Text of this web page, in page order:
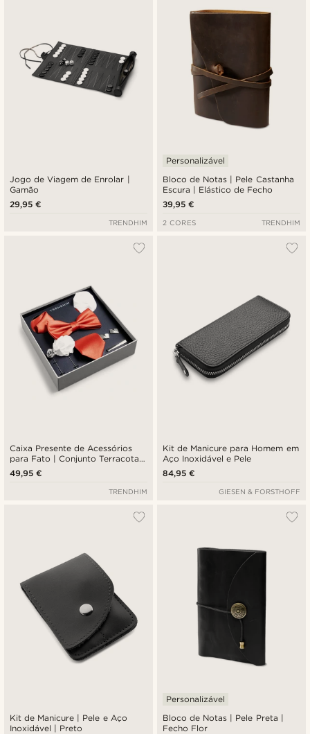
Preço mais baixo
Preço mais alto
Jogo de Viagem de Enrolar |
Gamão
29,95 €
TRENDHIM
Bloco de Notas | Pele Castanha
Escura | Elástico de Fecho
Personalizável
39,95 €
2 CORES TRENDHIM
Caixa Presente de Acessórios
para Fato | Conjunto Terracota,
Branco e Prateado
49,95 €
TRENDHIM
Kit de Manicure para Homem em
Aço Inoxidável e Pele
84,95 €
GIESEN & FORSTHOFF
Kit de Manicure | Pele e Aço
Inoxidável | Preto
Bloco de Notas | Pele Preta |
Fecho Flor
Personalizável